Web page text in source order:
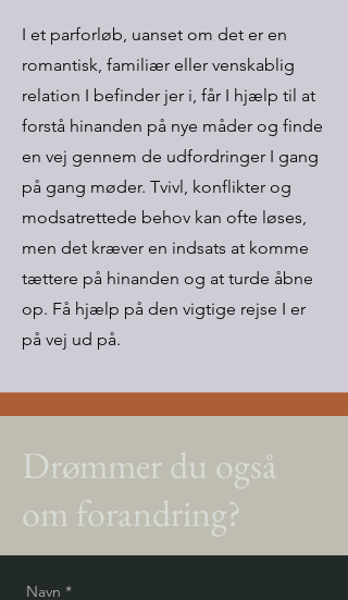
I et parforløb, uanset om det er en
romantisk, familiær eller venskablig
relation I befinder jer i, får I hjælp til at
forstå hinanden på nye måder og finde
en vej gennem de udfordringer I gang
på gang møder. Tvivl, konflikter og
modsatrettede behov kan ofte løses,
men det kræver en indsats at komme
tættere på hinanden og at turde åbne
op. Få hjælp på den vigtige rejse I er
på vej ud på.
Drømmer du også
om forandring?
Navn *